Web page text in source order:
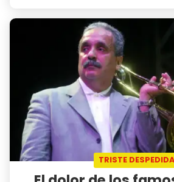
TRISTE DESPEDIDA